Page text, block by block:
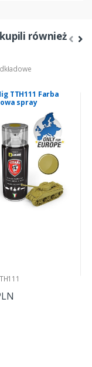
również
TTH111 Farba
spray
żółć matowa